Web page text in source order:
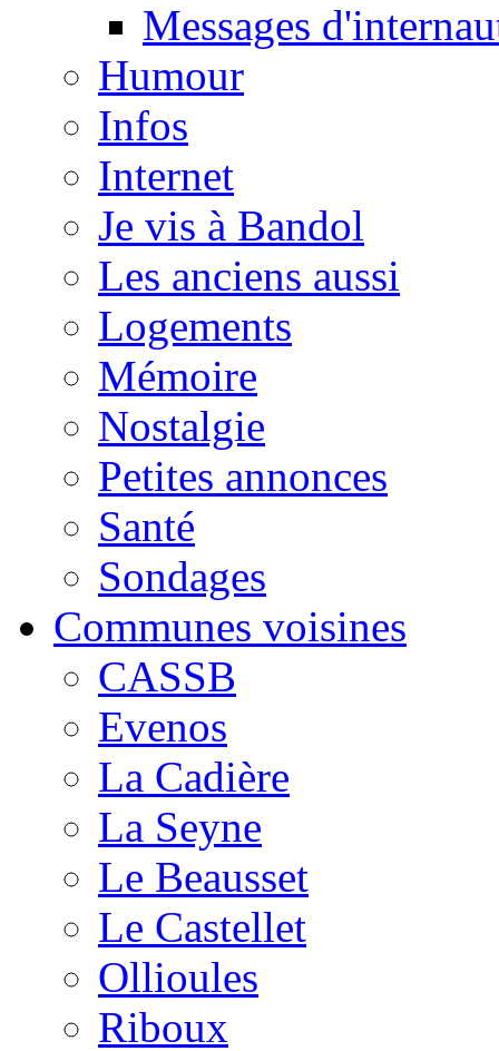
Messages
Humour
Infos
Internet
Je vis à Bandol
Les anciens aussi
Logements
Mémoire
Nostalgie
Petites annonces
Santé
Sondages
Communes voisines
CASSB
Evenos
La Cadière
La Seyne
Le Beausset
Le Castellet
Ollioules
Riboux